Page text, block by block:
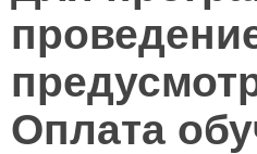
Оплата